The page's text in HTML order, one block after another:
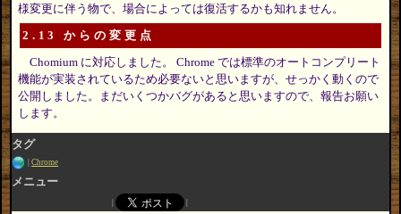
様変更に伴う物で、場合によっては復活するかも知れません。
2.13 からの変更点
Chomium に対応しました。 Chrome では標準のオートコンプリート
機能が実装されているため必要ないと思いますが、せっかく動くので
公開しました。まだいくつかバグがあると思いますので、報告お願い
します。
タグ
Chrome
メニュー